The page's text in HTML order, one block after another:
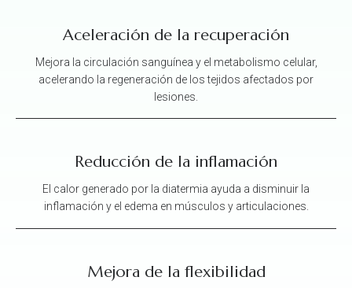
Aceleración de la recuperación
Mejora la circulación sanguínea y el metabolismo celular,
acelerando la regeneración de los tejidos afectados por
lesiones.
Reducción de la inflamación
El calor generado por la diatermia ayuda a disminuir la
inflamación y el edema en músculos y articulaciones.
Mejora de la flexibilidad